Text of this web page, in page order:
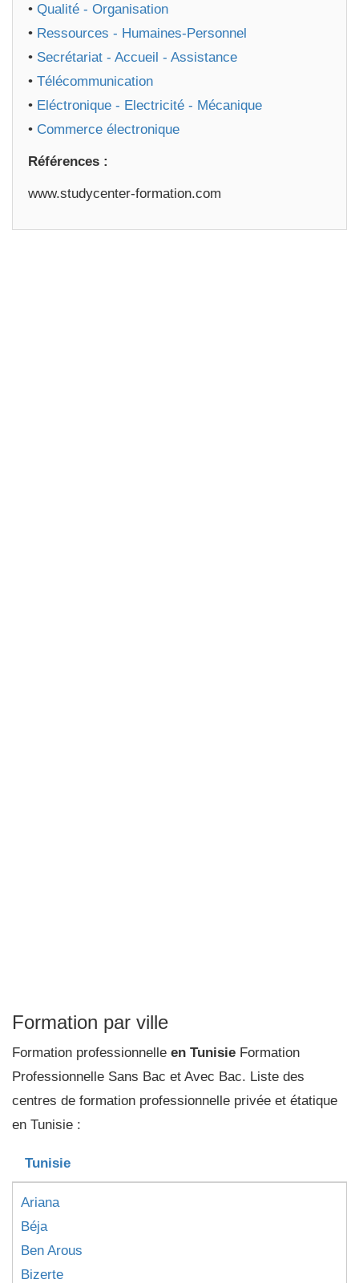
• Qualité - Organisation
• Ressources - Humaines-Personnel
• Secrétariat - Accueil - Assistance
• Télécommunication
• Eléctronique - Electricité - Mécanique
• Commerce électronique
Références :
www.studycenter-formation.com
Formation par ville
Formation professionnelle en Tunisie Formation
Professionnelle Sans Bac et Avec Bac. Liste des
centres de formation professionnelle privée et étatique
en Tunisie :
Tunisie
Ariana
Béja
Ben Arous
Bizerte